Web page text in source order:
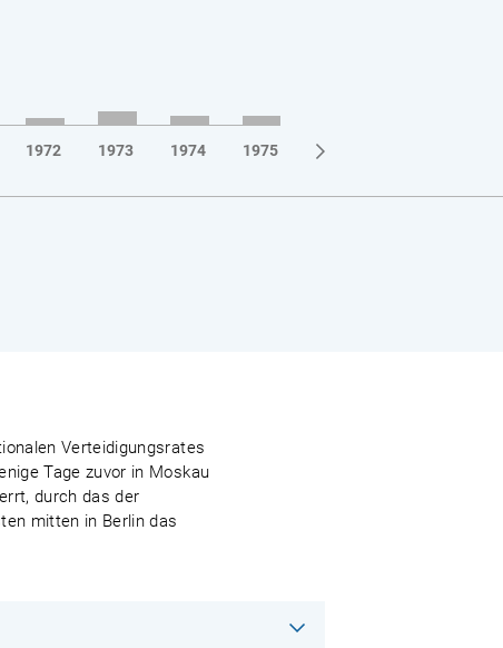
1972 1973 1974 1975 1976
Verteidigungsrates
Tage zuvor in Moskau
durch das der
mitten in Berlin das